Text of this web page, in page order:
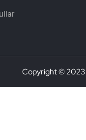
Copyright © 2023